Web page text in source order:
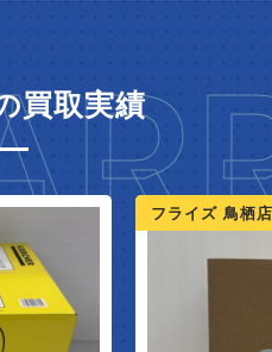
買取実績
フライズ 鳥栖店